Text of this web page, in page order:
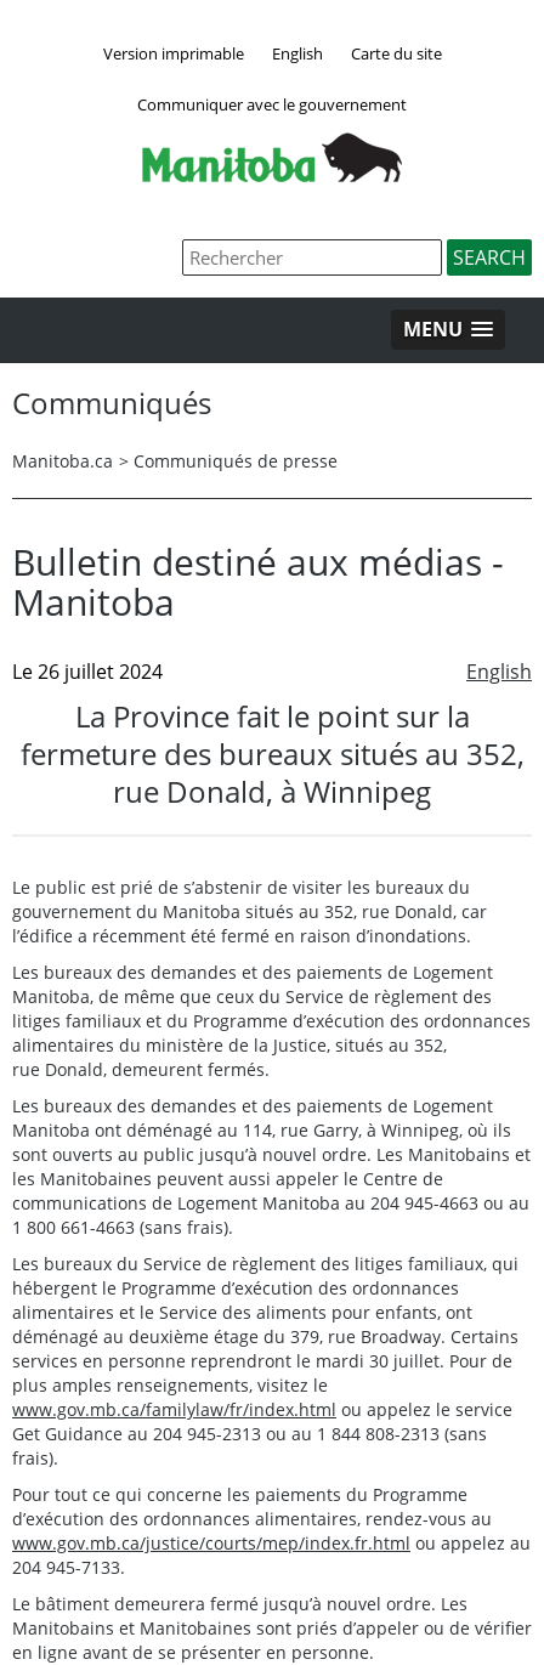
Version imprimable English Carte du site
Communiquer avec le gouvernement
MENU
Communiqués
Manitoba.ca > Communiqués de presse
Bulletin destiné aux médias -
Manitoba
English
Le 26 juillet 2024
La Province fait le point sur la
fermeture des bureaux situés au 352,
rue Donald, à Winnipeg
Le public est prié de s’abstenir de visiter les bureaux du
gouvernement du Manitoba situés au 352, rue Donald, car
l’édifice a récemment été fermé en raison d’inondations.
Les bureaux des demandes et des paiements de Logement
Manitoba, de même que ceux du Service de règlement des
litiges familiaux et du Programme d’exécution des ordonnances
alimentaires du ministère de la Justice, situés au 352,
rue Donald, demeurent fermés.
Les bureaux des demandes et des paiements de Logement
Manitoba ont déménagé au 114, rue Garry, à Winnipeg, où ils
sont ouverts au public jusqu’à nouvel ordre. Les Manitobains et
les Manitobaines peuvent aussi appeler le Centre de
communications de Logement Manitoba au 204 945-4663 ou au
1 800 661-4663 (sans frais).
Les bureaux du Service de règlement des litiges familiaux, qui
hébergent le Programme d’exécution des ordonnances
alimentaires et le Service des aliments pour enfants, ont
déménagé au deuxième étage du 379, rue Broadway. Certains
services en personne reprendront le mardi 30 juillet. Pour de
plus amples renseignements, visitez le
www.gov.mb.ca/familylaw/fr/index.html ou appelez le service
Get Guidance au 204 945-2313 ou au 1 844 808-2313 (sans
frais).
Pour tout ce qui concerne les paiements du Programme
d’exécution des ordonnances alimentaires, rendez-vous au
www.gov.mb.ca/justice/courts/mep/index.fr.html ou appelez au
204 945-7133.
Le bâtiment demeurera fermé jusqu’à nouvel ordre. Les
Manitobains et Manitobaines sont priés d’appeler ou de vérifier
en ligne avant de se présenter en personne.